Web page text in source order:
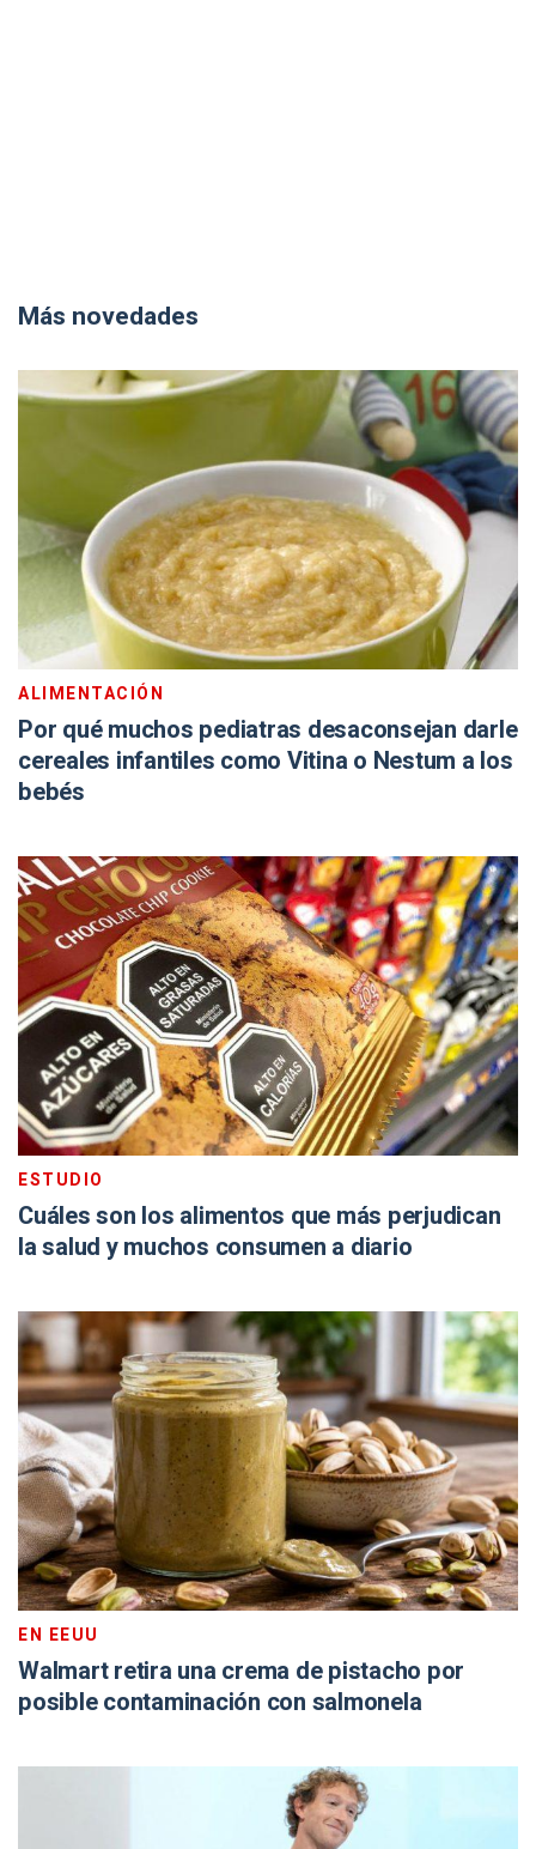
Más novedades
ALIMENTACIÓN
Por qué muchos pediatras desaconsejan darle
cereales infantiles como Vitina o Nestum a los
bebés
ESTUDIO
Cuáles son los alimentos que más perjudican
la salud y muchos consumen a diario
EN EEUU
Walmart retira una crema de pistacho por
posible contaminación con salmonela